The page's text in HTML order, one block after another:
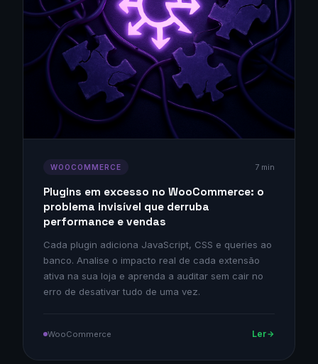
WOOCOMMERCE 7 min
Plugins em excesso no WooCommerce: o
problema invisível que derruba
performance e vendas
Cada plugin adiciona JavaScript, CSS e queries ao
banco. Analise o impacto real de cada extensão
ativa na sua loja e aprenda a auditar sem cair no
erro de desativar tudo de uma vez.
WooCommerce Ler